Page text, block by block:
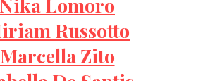
Russotto
Marcella Zito